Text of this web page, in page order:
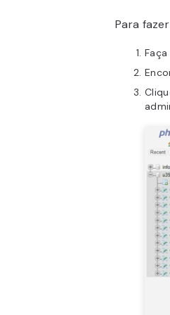
Para